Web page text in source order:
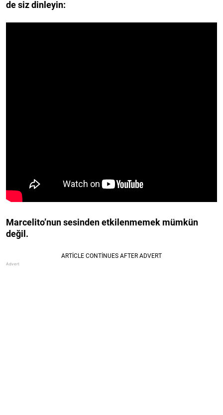
de siz dinleyin:
Marcelito’nun sesinden etkilenmemek mümkün
değil.